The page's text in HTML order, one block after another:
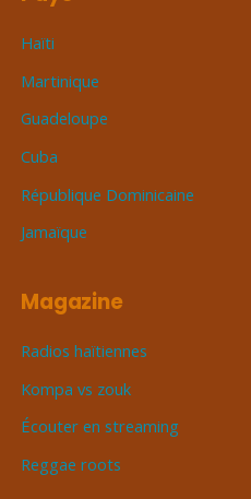
Haïti
Martinique
Guadeloupe
Cuba
République Dominicaine
Jamaïque
Magazine
Radios haïtiennes
Kompa vs zouk
Écouter en streaming
Reggae roots